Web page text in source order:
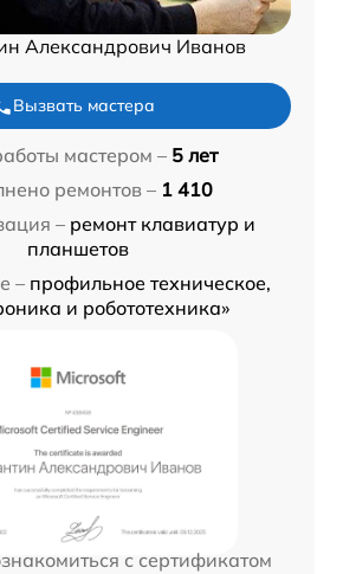
Александрович Иванов
Вызвать мастера
мастером – 5 лет
ремонтов – 1 410
– ремонт клавиатур и
планшетов
– профильное техническое,
и робототехника»
с сертификатом